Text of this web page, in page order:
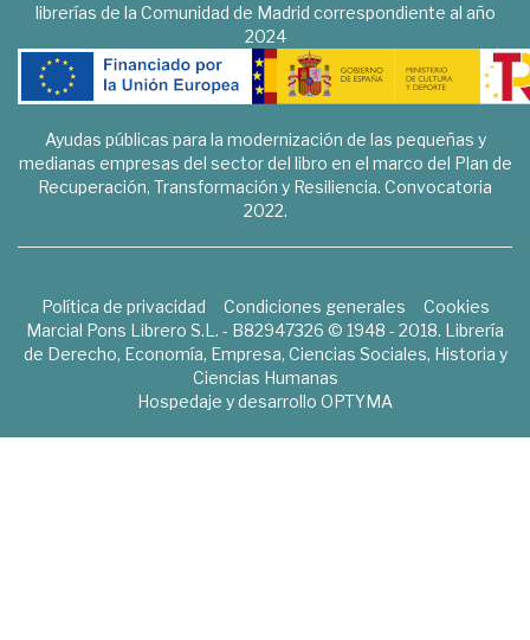
librerías de la Comunidad de Madrid correspondiente al año
2024
Ayudas públicas para la modernización de las pequeñas y
medianas empresas del sector del libro en el marco del Plan de
Recuperación, Transformación y Resiliencia. Convocatoria
2022.
Política de privacidad Condiciones generales
Cookies
Marcial Pons Librero S.L. - B82947326 © 1948 - 2018. Librería
de Derecho, Economía, Empresa, Ciencias Sociales, Historia y
Ciencias Humanas
Hospedaje y desarrollo OPTYMA